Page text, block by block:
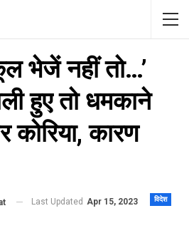
भेजें नहीं तो…’
हुए तो धमकाने
कोरिया, कारण
विदेश
Last Updated Apr 15, 2023